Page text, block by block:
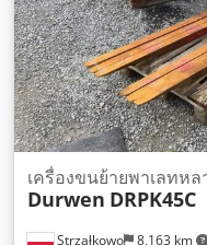
Strzałkowo 8,163 km
เครื่องขนย้ายพาเลทห
Durwen DRPK45C